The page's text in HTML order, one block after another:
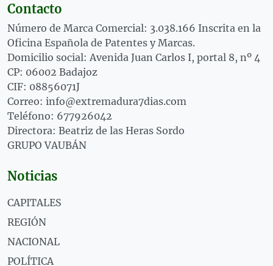
Contacto
Número de Marca Comercial: 3.038.166 Inscrita en la
Oficina Española de Patentes y Marcas.
Domicilio social: Avenida Juan Carlos I, portal 8, nº 4
CP: 06002 Badajoz
CIF: 08856071J
Correo: info@extremadura7dias.com
Teléfono: 677926042
Directora: Beatriz de las Heras Sordo
GRUPO VAUBÁN
Noticias
CAPITALES
REGIÓN
NACIONAL
POLÍTICA